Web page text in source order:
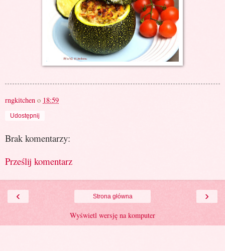
rngkitchen o 18:59
Udostępnij
Brak komentarzy:
Prześlij komentarz
‹ ›
Strona główna
Wyświetl wersję na komputer